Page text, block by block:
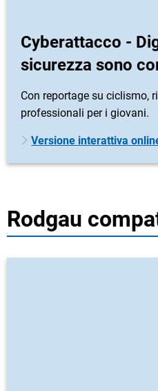
Cyberattacco -
sicurezza sono
Con reportage su ciclismo,
professionali per i giovani.
Versione interattiva
Rodgau